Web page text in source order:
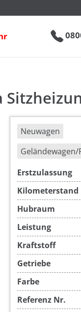
LED
Neuwagen
Geländewagen/
Erstzulassung
Kilometerstand
Hubraum
Leistung
Kraftstoff
Getriebe
Farbe
Referenz Nr.